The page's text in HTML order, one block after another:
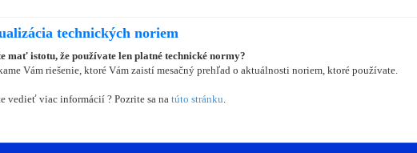
technických noriem
mať istotu, že používate len platné technické normy?
Vám riešenie, ktoré Vám zaistí mesačný prehľad o aktuálnosti noriem, ktoré používate.
vedieť viac informácií ? Pozrite sa na túto stránku.